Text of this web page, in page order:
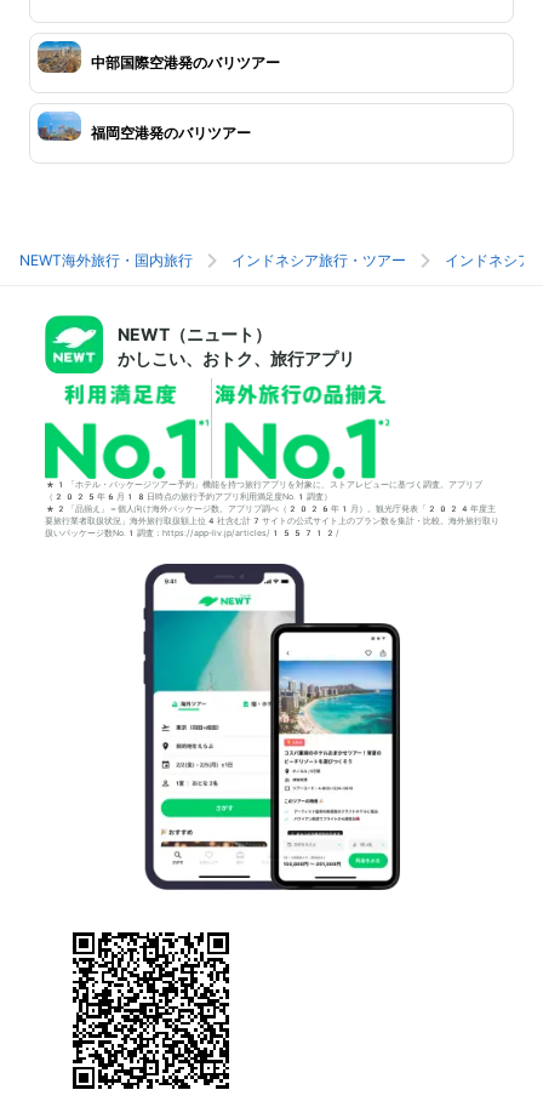
中部国際空港発のバリツアー
福岡空港発のバリツアー
NEWT海外旅行・国内旅行 インドネシア旅行・ツアー インドネシア
NEWT（ニュート）
かしこい、おトク、旅行アプリ
*1「ホテル・パッケージツアー予約」機能を持つ旅行アプリを対象に、ストアレビューに基づく調査。アプリブ
（2025年6月18日時点の旅行予約アプリ利用満足度No.1調査）
*2「品揃え」＝個人向け海外パッケージ数。アプリブ調べ（2026年1月）。観光庁発表「2024年度主
要旅行業者取扱状況」海外旅行取扱額上位4社含む計7サイトの公式サイト上のプラン数を集計・比較。海外旅行取り
扱いパッケージ数No.1調査：https://app-liv.jp/articles/155712/